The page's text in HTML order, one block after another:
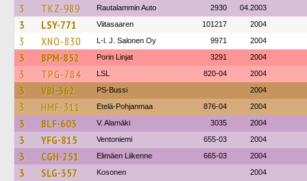
3 TKZ-989 Rautalammin Auto 2930 04.2003
3 LSY-771 Viitasaaren 101217 2004
3 XNO-830 L-l. J. Salonen Oy 9971 2004
3 BPM-852 Porin Linjat 3291 2004
3 TPG-784 LSL 820-04 2004
3 VBI-362 PS-Bussi 2004
3 HMF-311 Etelä-Pohjanmaa 876-04 2004
3 BLF-603 V. Alamäki 3035 2004
3 YFG-815 Ventoniemi 655-03 2004
3 CGH-251 Elimäen Liikenne 665-03 2004
3 SLG-357 Kosonen 2004